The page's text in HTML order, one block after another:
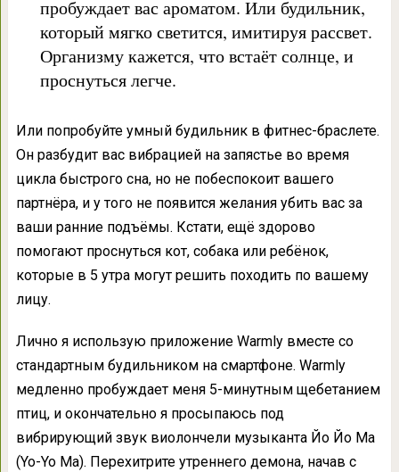
пробуждает вас ароматом. Или будильник,
который мягко светится, имитируя рассвет.
Организму кажется, что встаёт солнце, и
проснуться легче.
Или попробуйте умный будильник в фитнес-браслете.
Он разбудит вас вибрацией на запястье во время
цикла быстрого сна, но не побеспокоит вашего
партнёра, и у того не появится желания убить вас за
ваши ранние подъёмы. Кстати, ещё здорово
помогают проснуться кот, собака или ребёнок,
которые в 5 утра могут решить походить по вашему
лицу.
Лично я использую приложение Warmly вместе со
стандартным будильником на смартфоне. Warmly
медленно пробуждает меня 5-минутным щебетанием
птиц, и окончательно я просыпаюсь под
вибрирующий звук виолончели музыканта Йо Йо Ма
(Yo-Yo Ma). Перехитрите утреннего демона, начав с